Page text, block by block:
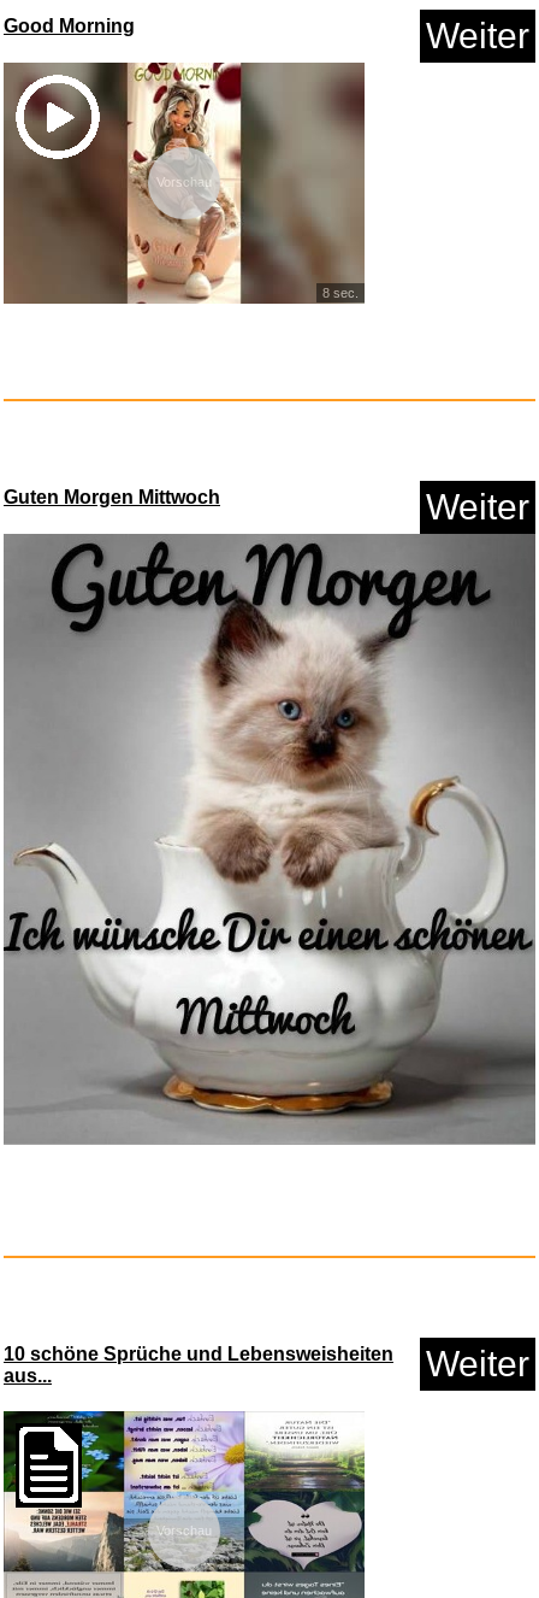
Anzeige
Beurer BiteX Go Deep Black
Ins...
Anzeige
Good Morning Weiter
Vorschau
8 sec.
Guten Morgen Mittwoch Weiter
10 schöne Sprüche und Lebensweisheiten
aus...
Weiter
Vorschau